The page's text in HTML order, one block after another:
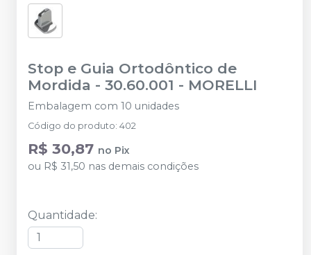
Stop e Guia Ortodôntico de
Mordida - 30.60.001 - MORELLI
Embalagem com 10 unidades
Código do produto: 402
R$ 30,87 no Pix
ou R$ 31,50 nas demais condições
Quantidade: